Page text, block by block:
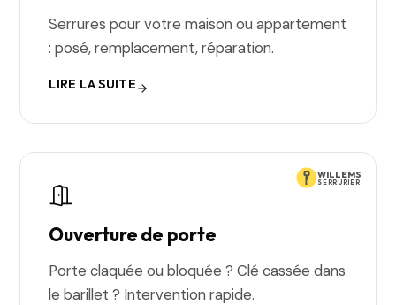
Serrures pour votre maison ou appartement
: posé, remplacement, réparation.
LIRE LA SUITE
WILLEMS
SERRURIER
Ouverture de porte
Porte claquée ou bloquée ? Clé cassée dans
le barillet ? Intervention rapide.